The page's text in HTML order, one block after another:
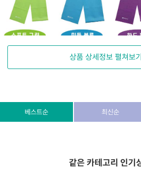
상품 상세정보 펼쳐보기
상호/대표자 (주) 동이커머스
베스트순 최신순
같은 카테고리 인기